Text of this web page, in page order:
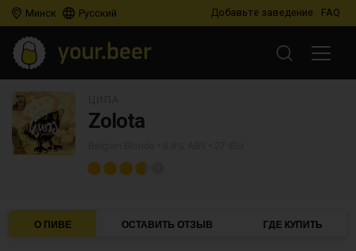
Минск Русский Добавьте заведение FAQ
Zolota
О ПИВЕ ОСТАВИТЬ ОТЗЫВ ГДЕ КУПИТЬ